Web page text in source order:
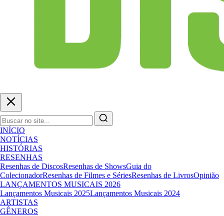
INÍCIO
NOTÍCIAS
HISTÓRIAS
RESENHAS
Resenhas de DiscosResenhas de ShowsGuia do
ColecionadorResenhas de Filmes e SériesResenhas de LivrosOpinião
LANÇAMENTOS MUSICAIS 2026
Lançamentos Musicais 2025Lançamentos Musicais 2024
ARTISTAS
GÊNEROS